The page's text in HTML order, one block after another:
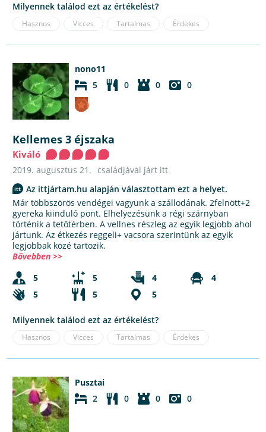
Milyennek találod ezt az értékelést?
Hasznos Vicces Tartalmas Érdekes
nono11
5
0 0 0
Kellemes 3 éjszaka
Kiváló
2019. augusztus 21.
családjával járt itt
Az ittjártam.hu alapján választottam ezt a helyet.
Már többszörös vendégei vagyunk a szállodának. 2felnött+2
gyereka kiinduló pont. Elhelyezésünk a régi szárnyban
történik a tetőtérben. A vellnes részleg az egyik legjobb ahol
jártunk. Az étkezés reggeli+ vacsora szerintünk az egyik
legjobbak közé tartozik.
Bővebben >>
5
5 4
4
5
5 5
Milyennek találod ezt az értékelést?
Hasznos Vicces Tartalmas Érdekes
Pusztai
2
0 0 0